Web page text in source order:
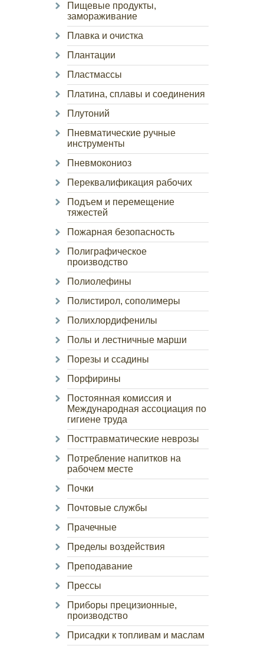
Пищевые продукты,
замораживание
Плавка и очистка
Плантации
Пластмассы
Платина, сплавы и соединения
Плутоний
Пневматические ручные
инструменты
Пневмокониоз
Переквалификация рабочих
Подъем и перемещение
тяжестей
Пожарная безопасность
Полиграфическое
производство
Полиолефины
Полистирол, сополимеры
Полихлордифенилы
Полы и лестничные марши
Порезы и ссадины
Порфирины
Постоянная комиссия и
Международная ассоциация по
гигиене труда
Посттравматические неврозы
Потребление напитков на
рабочем месте
Почки
Почтовые службы
Прачечные
Пределы воздействия
Преподавание
Прессы
Приборы прецизионные,
производство
Присадки к топливам и маслам